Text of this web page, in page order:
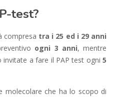
test?
compresa tra i 25 ed i 29 anni
ogni 3 anni, mentre
invitate a fare il PAP test ogni 5
molecolare che ha lo scopo di